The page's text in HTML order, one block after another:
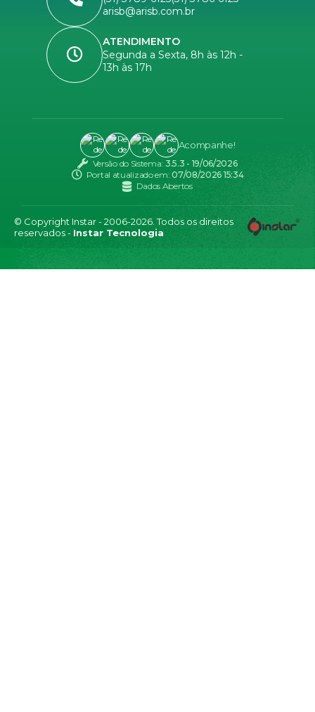
arisb@arisb.com.br
ATENDIMENTO
Segunda a Sexta, 8h às 12h -
13h às 17h
Versão do Sistema: 3.5.3 - 19/06/2026
Portal atualizado em:07/08/2026 15:34
Dados Abertos
Acompanhe!
© Copyright Instar - 2006-2026. Todos os direitos
reservados - Instar Tecnologia